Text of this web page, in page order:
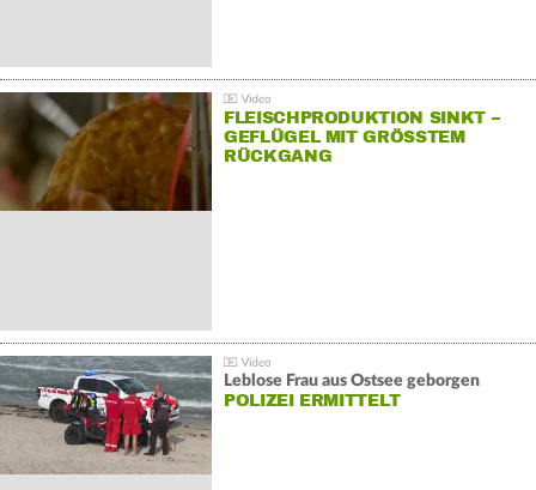
FLEISCHPRODUKTION SINKT –
GEFLÜGEL MIT GRÖSSTEM R
ÜCKGANG
Leblose Frau aus Ostsee geborgen
POLIZEI ERMITTELT